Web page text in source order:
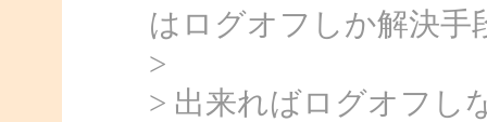
はログオフしか解決手
>
> 出来ればログオフし